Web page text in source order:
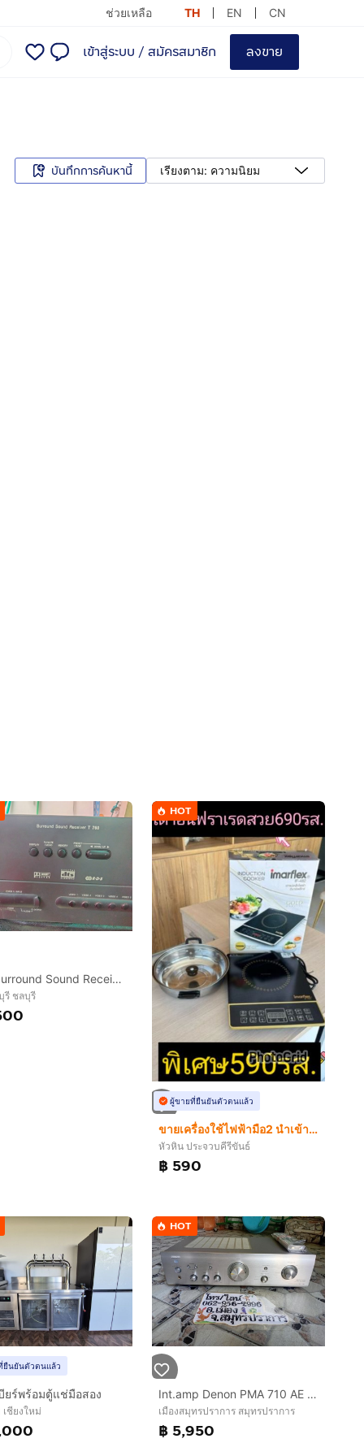
ช่วยเหลือ TH EN CN
เข้าสู่ระบบ / สมัครสมาชิก ลงขาย
บันทึกการค้นหานี้ เรียงตาม: ความนิยม
NAD Surround Sound Receiver T 760
รี ชลบุรี
HOT
ผู้ขายที่ยืนยันตัวตนแล้ว
ขายเครื่องใช้ไฟฟ้ามือ2 นำเข้าจากญี่ปุ่น
หัวหิน ประจวบคีรีขันธ์
฿ 590
ยืนยันตัวตนแล้ว
ยร์พร้อมตู้แช่มือสอง
ชียงใหม่
HOT
Int.amp Denon PMA 710 AE สวยมาก เสียงดี
เมืองสมุทรปราการ สมุทรปราการ
฿ 5,950